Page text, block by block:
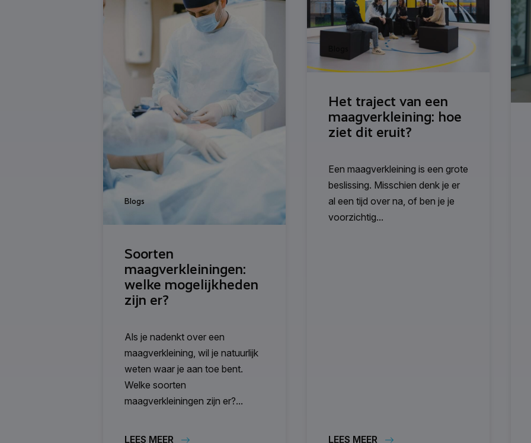
Blogs
Soorten
maagverkleiningen:
welke mogelijkheden
zijn er?
Als je nadenkt over een
maagverkleining, wil je natuurlijk
weten waar je aan toe bent.
Welke soorten
maagverkleiningen zijn er?...
LEES MEER
Het traject van een
maagverkleining: hoe
ziet dit eruit?
Een maagverkleining is een grote
beslissing. Misschien denk je er
al een tijd over na, of ben je je
voorzichtig...
LEES MEER